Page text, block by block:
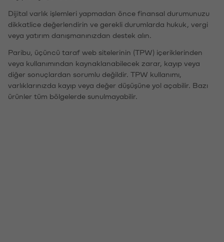
Dijital varlık işlemleri yapmadan önce finansal durumunuzu
dikkatlice değerlendirin ve gerekli durumlarda hukuk, vergi
veya yatırım danışmanınızdan destek alın.
Paribu, üçüncü taraf web sitelerinin (TPW) içeriklerinden
veya kullanımından kaynaklanabilecek zarar, kayıp veya
diğer sonuçlardan sorumlu değildir. TPW kullanımı,
varlıklarınızda kayıp veya değer düşüşüne yol açabilir. Bazı
ürünler tüm bölgelerde sunulmayabilir.